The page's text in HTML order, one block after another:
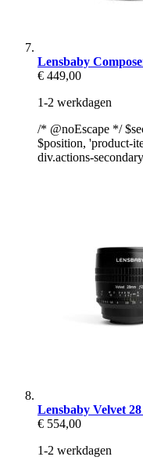
Lensbaby
€ 449,00
1-2 werkdagen
/* @noEscape */
$position, 'product-
div.actions-
Lensbaby Velvet
€ 554,00
1-2 werkdagen